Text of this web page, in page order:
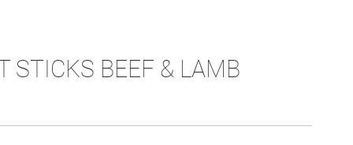
STICKS BEEF & LAMB